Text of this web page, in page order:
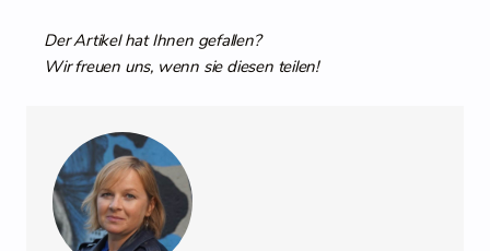
Der Artikel hat Ihnen gefallen?
Wir freuen uns, wenn sie diesen teilen!